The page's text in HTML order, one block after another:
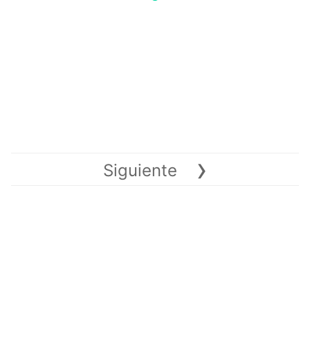
Siguiente ›